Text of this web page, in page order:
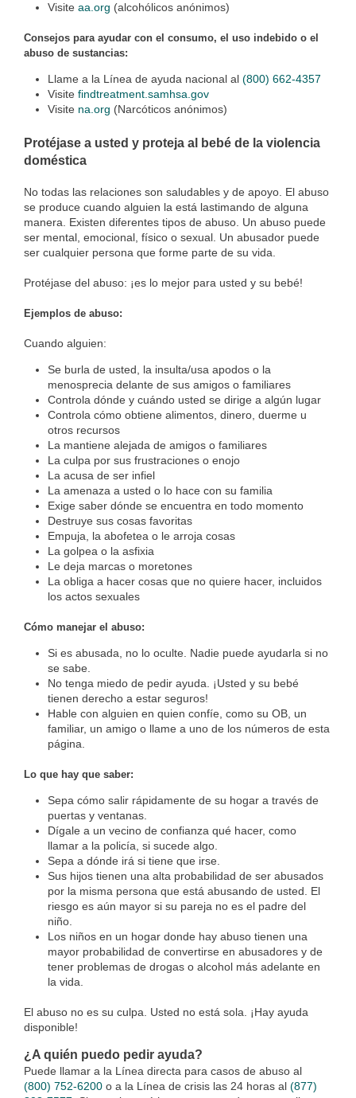
Visite aa.org (alcohólicos anónimos)
Consejos para ayudar con el consumo, el uso indebido o el
abuso de sustancias:
Llame a la Línea de ayuda nacional al (800) 662-4357
Visite findtreatment.samhsa.gov
Visite na.org (Narcóticos anónimos)
Protéjase a usted y proteja al bebé de la violencia
doméstica
No todas las relaciones son saludables y de apoyo. El abuso
se produce cuando alguien la está lastimando de alguna
manera. Existen diferentes tipos de abuso. Un abuso puede
ser mental, emocional, físico o sexual. Un abusador puede
ser cualquier persona que forme parte de su vida.
Protéjase del abuso: ¡es lo mejor para usted y su bebé!
Ejemplos de abuso:
Cuando alguien:
Se burla de usted, la insulta/usa apodos o la
menosprecia delante de sus amigos o familiares
Controla dónde y cuándo usted se dirige a algún lugar
Controla cómo obtiene alimentos, dinero, duerme u
otros recursos
La mantiene alejada de amigos o familiares
La culpa por sus frustraciones o enojo
La acusa de ser infiel
La amenaza a usted o lo hace con su familia
Exige saber dónde se encuentra en todo momento
Destruye sus cosas favoritas
Empuja, la abofetea o le arroja cosas
La golpea o la asfixia
Le deja marcas o moretones
La obliga a hacer cosas que no quiere hacer, incluidos
los actos sexuales
Cómo manejar el abuso:
Si es abusada, no lo oculte. Nadie puede ayudarla si no
se sabe.
No tenga miedo de pedir ayuda. ¡Usted y su bebé
tienen derecho a estar seguros!
Hable con alguien en quien confíe, como su OB, un
familiar, un amigo o llame a uno de los números de esta
página.
Lo que hay que saber:
Sepa cómo salir rápidamente de su hogar a través de
puertas y ventanas.
Dígale a un vecino de confianza qué hacer, como
llamar a la policía, si sucede algo.
Sepa a dónde irá si tiene que irse.
Sus hijos tienen una alta probabilidad de ser abusados
por la misma persona que está abusando de usted. El
riesgo es aún mayor si su pareja no es el padre del
niño.
Los niños en un hogar donde hay abuso tienen una
mayor probabilidad de convertirse en abusadores y de
tener problemas de drogas o alcohol más adelante en
la vida.
El abuso no es su culpa. Usted no está sola. ¡Hay ayuda
disponible!
¿A quién puedo pedir ayuda?
Puede llamar a la Línea directa para casos de abuso al
(800) 752-6200 o a la Línea de crisis las 24 horas al (877)